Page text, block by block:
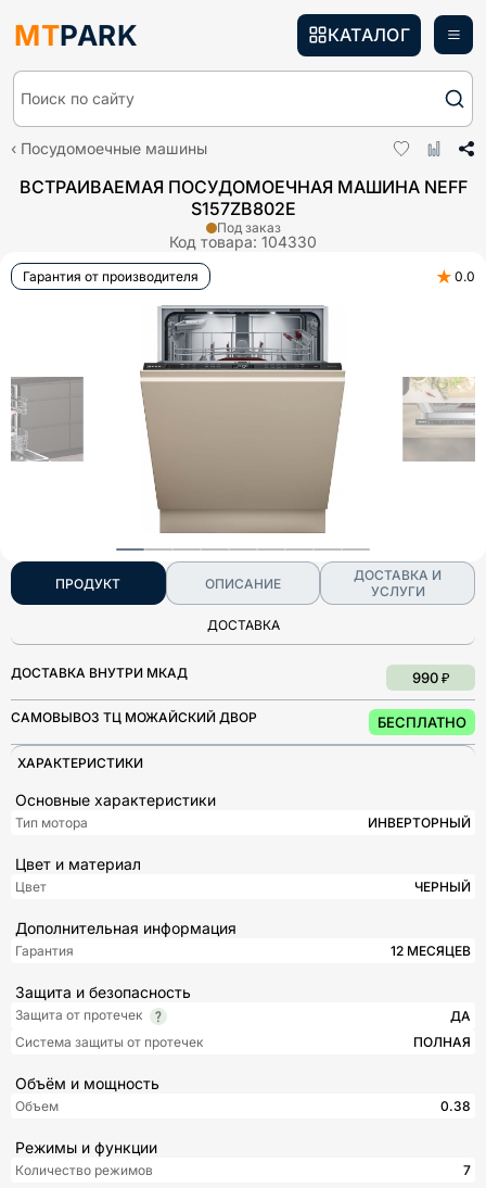
MTPARK
Поиск по сайту
КАТАЛОГ
Посудомоечные машины
ВСТРАИВАЕМАЯ ПОСУДОМОЕЧНАЯ МАШИНА NEFF
S157ZB802E
Код товара: 104330
Под заказ
Гарантия от производителя ★ 0.0
ПРОДУКТ ОПИСАНИЕ
ДОСТАВКА И
УСЛУГИ
ДОСТАВКА
ДОСТАВКА ВНУТРИ МКАД 990 ₽
САМОВЫВОЗ ТЦ МОЖАЙСКИЙ ДВОР БЕСПЛАТНО
ХАРАКТЕРИСТИКИ
Основные характеристики
Тип мотора ИНВЕРТОРНЫЙ
Цвет и материал
Цвет ЧЕРНЫЙ
Дополнительная информация
Гарантия 12 МЕСЯЦЕВ
Защита и безопасность
Защита от протечек
ДА
Система защиты от протечек
ПОЛНАЯ
Объём и мощность
Объем 0.38
Режимы и функции
Количество режимов 7